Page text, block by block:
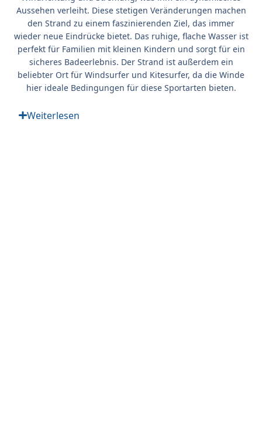
Aussehen verleiht. Diese stetigen Veränderungen machen
den Strand zu einem faszinierenden Ziel, das immer
wieder neue Eindrücke bietet. Das ruhige, flache Wasser ist
perfekt für Familien mit kleinen Kindern und sorgt für ein
sicheres Badeerlebnis. Der Strand ist außerdem ein
beliebter Ort für Windsurfer und Kitesurfer, da die Winde
hier ideale Bedingungen für diese Sportarten bieten.
Weiterlesen